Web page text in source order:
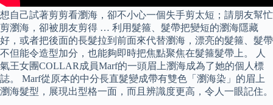
想自己試著剪剪看瀏海，卻不小心一個失手剪太短；請朋友幫忙
剪瀏海，卻被朋友剪得 … 利用髮箍、髮帶把變短的瀏海隱藏
好，或者把後面的長髮拉到前面來代替瀏海，漂亮的髮箍、髮帶
不但能令造型加分，也能夠即時把焦點聚焦在髮箍髮帶上。 人
氣王女團COLLAR成員Marf的一頭眉上瀏海成為了她的個人標
誌。 Marf從原本的中分長直髮變成帶有雙色「瀏海染」的眉上
瀏海髮型，展現出型格一面，而且辨識度更高，令人一眼記住。